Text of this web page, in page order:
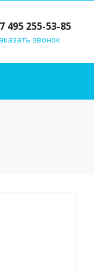
495 255-53-85
звонок